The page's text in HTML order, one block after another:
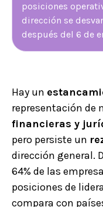
posiciones
dirección se
después del 6 de
Hay un
representación de
financieras y
pero persiste un
dirección general.
64% de las
posiciones de
compara con